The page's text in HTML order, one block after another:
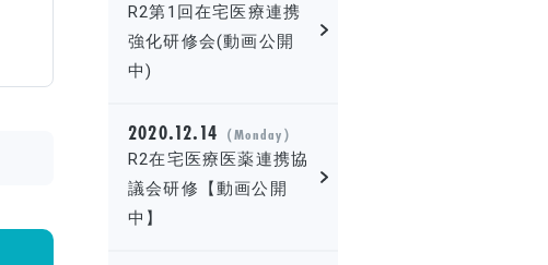
R2第1回在宅医療連携
強化研修会(動画公開
中)
2020.12.14 （Monday）
R2在宅医療医薬連携協
議会研修【動画公開
中】